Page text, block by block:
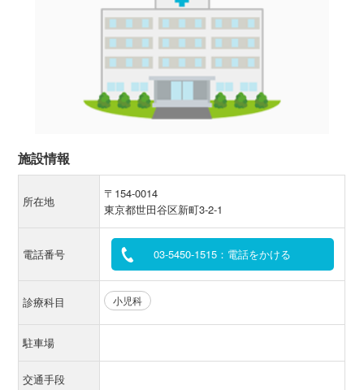
施設情報
所在地
〒154-0014
東京都世田谷区新町3-2-1
電話番号 03-5450-1515：電話をかける
診療科目 小児科
駐車場
交通手段